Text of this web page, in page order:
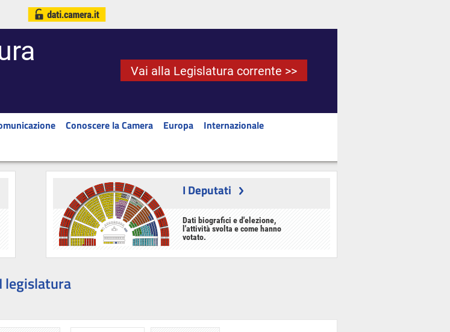
Vai alla Legislatura corrente >>
Conoscere la Camera Europa
Internazionale
I Deputati
Dati biografici e d'elezione,
l'attività svolta e come hanno
votato.
legislatura